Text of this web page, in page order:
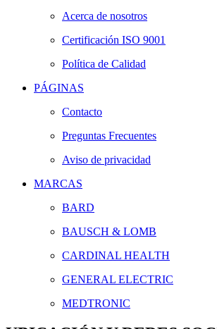
Acerca de nosotros
Certificación ISO 9001
Política de Calidad
PÁGINAS
Contacto
Preguntas Frecuentes
Aviso de privacidad
MARCAS
BARD
BAUSCH & LOMB
CARDINAL HEALTH
GENERAL ELECTRIC
MEDTRONIC